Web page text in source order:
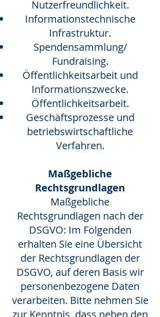
Nutzerfreundlichkeit.
Informationstechnische
Infrastruktur.
Spendensammlung/
Fundraising.
Öffentlichkeitsarbeit und
Informationszwecke.
Öffentlichkeitsarbeit.
Geschäftsprozesse und
betriebswirtschaftliche
Verfahren.
Maßgebliche
Rechtsgrundlagen
Maßgebliche
Rechtsgrundlagen nach der
DSGVO: Im Folgenden
erhalten Sie eine Übersicht
der Rechtsgrundlagen der
DSGVO, auf deren Basis wir
personenbezogene Daten
verarbeiten. Bitte nehmen Sie
zur Kenntnis, dass neben den